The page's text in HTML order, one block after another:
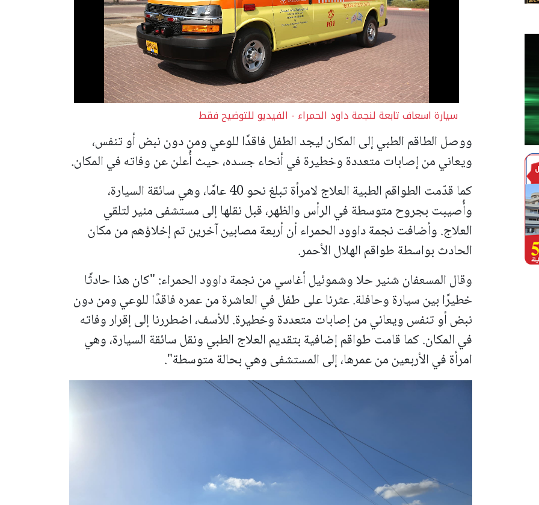
سيارة اسعاف تابعة لنجمة داود الحمراء - الفيديو للتوضيح فقط
ووصل الطاقم الطبي إلى المكان ليجد الطفل فاقدًا للوعي ومن دون نبض أو تنفس،
ويعاني من إصابات متعددة وخطيرة في أنحاء جسده، حيث أُعلن عن وفاته في المكان.
كما قدّمت الطواقم الطبية العلاج لامرأة تبلغ نحو 40 عامًا، وهي سائقة السيارة،
وأُصيبت بجروح متوسطة في الرأس والظهر، قبل نقلها إلى مستشفى مئير لتلقي
العلاج.وأضافت نجمة داوود الحمراء أن أربعة مصابين آخرين تم إخلاؤهم من مكان
الحادث بواسطة طواقم الهلال الأحمر.
وقال المسعفان شنير حلا وشموئيل أغاسي من نجمة داوود الحمراء: "كان هذا حادثًا
خطيرًا بين سيارة وحافلة. عثرنا على طفل في العاشرة من عمره فاقدًا للوعي ومن دون
نبض أو تنفس ويعاني من إصابات متعددة وخطيرة. للأسف، اضطررنا إلى إقرار وفاته
في المكان. كما قامت طواقم إضافية بتقديم العلاج الطبي ونقل سائقة السيارة، وهي
امرأة في الأربعين من عمرها، إلى المستشفى وهي بحالة متوسطة".